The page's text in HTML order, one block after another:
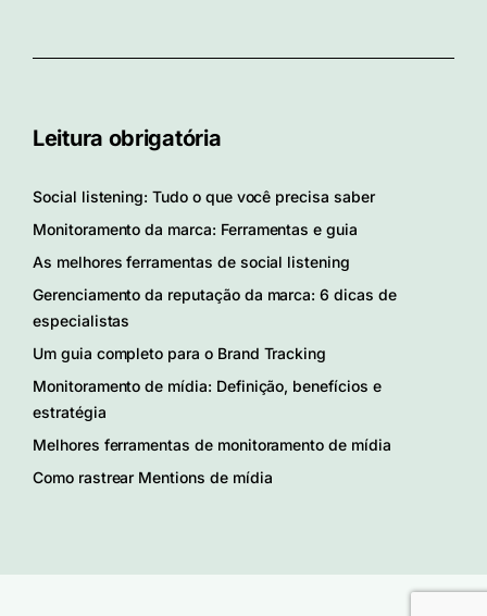
Leitura obrigatória
Social listening: Tudo o que você precisa saber
Monitoramento da marca: Ferramentas e guia
As melhores ferramentas de social listening
Gerenciamento da reputação da marca: 6 dicas de
especialistas
Um guia completo para o Brand Tracking
Monitoramento de mídia: Definição, benefícios e
estratégia
Melhores ferramentas de monitoramento de mídia
Como rastrear Mentions de mídia